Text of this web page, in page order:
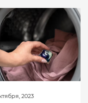
2023